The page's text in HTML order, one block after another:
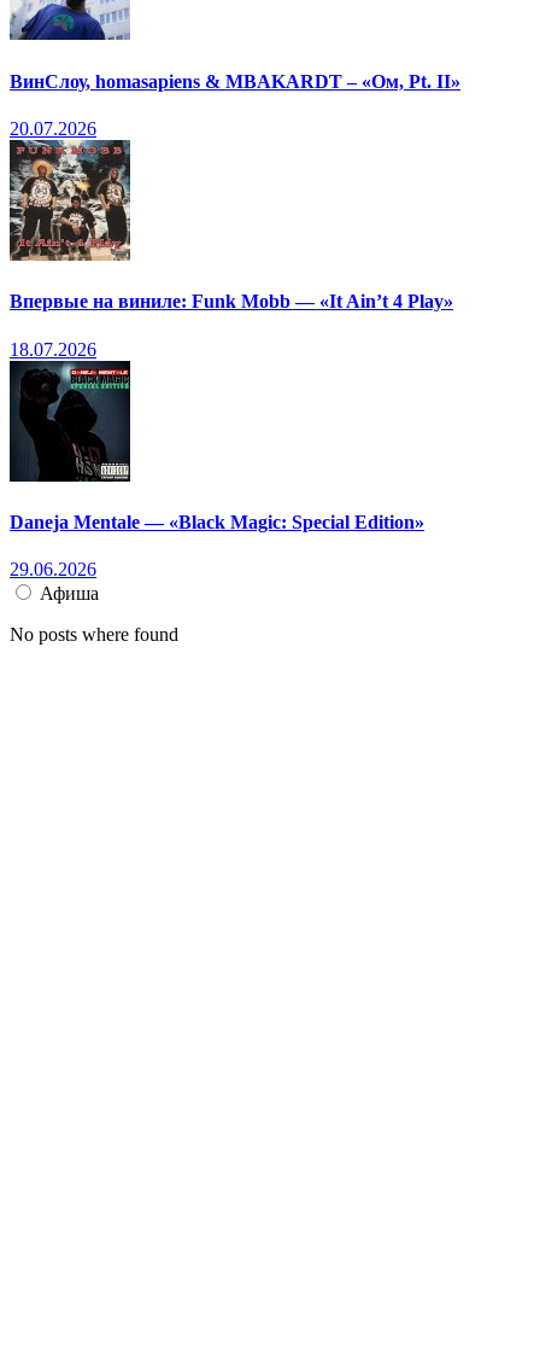
ВинСлоу, homasapiens & MBAKARDT – «Ом, Pt. II»
20.07.2026
Впервые на виниле: Funk Mobb — «It Ain’t 4 Play»
18.07.2026
Daneja Mentale — «Black Magic: Special Edition»
29.06.2026
Афиша
No posts where found